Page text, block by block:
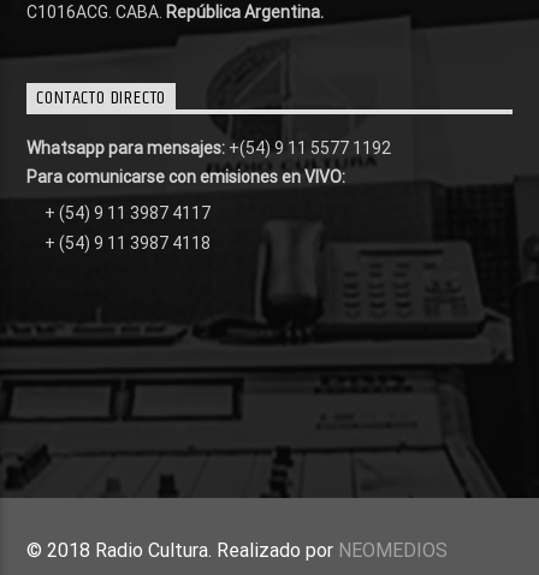
C1016ACG . CABA. República Argentina.
CONTACTO DIRECTO
Whatsapp para mensajes: +(54) 9 11 5577 1192
Para comunicarse con emisiones en VIVO:
+ (54) 9 11 3987 4117
+ (54) 9 11 3987 4118
© 2018 Radio Cultura. Realizado por NEOMEDIOS